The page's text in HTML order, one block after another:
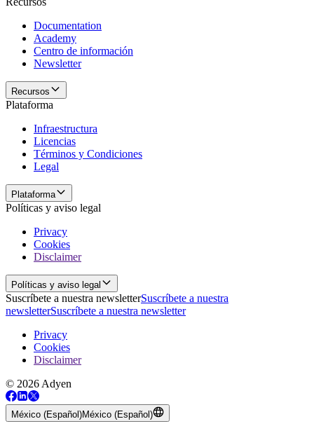
Documentation
Academy
Centro de información
Newsletter
Recursos
Plataforma
Infraestructura
Licencias
Términos y Condiciones
Legal
Plataforma
Políticas y aviso legal
Privacy
Cookies
Disclaimer
Políticas y aviso legal
Suscríbete a nuestra newsletterSuscríbete a nuestra
newsletterSuscríbete a nuestra newsletter
Privacy
Cookies
Disclaimer
© 2026 Adyen
México (Español)México (Español)